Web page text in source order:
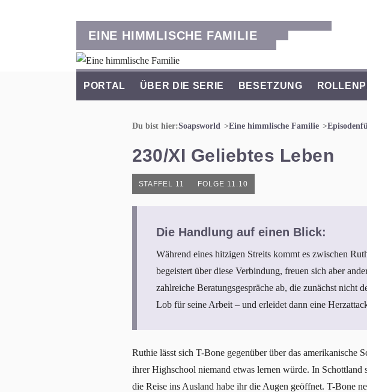
EINE HIMMLISCHE FAMILIE
PORTAL ÜBER DIE SERIE BESETZUNG
Du bist hier:Soapsworld Eine himmlische Familie
230/XI Geliebtes Leben
STAFFEL 11 FOLGE 11.10
Die Handlung auf einen Blick:
Während eines hitzigen Streits kommt es zwischen
begeistert über diese Verbindung, freuen sich aber
zahlreiche Beratungsgespräche ab, die zunächst nicht
Lob für seine Arbeit – und erleidet dann eine
Ruthie lässt sich T-Bone gegenüber über das amerikanische
ihrer Highschool niemand etwas lernen würde. In Schottland
die Reise ins Ausland habe ihr die Augen geöffnet. T-Bone